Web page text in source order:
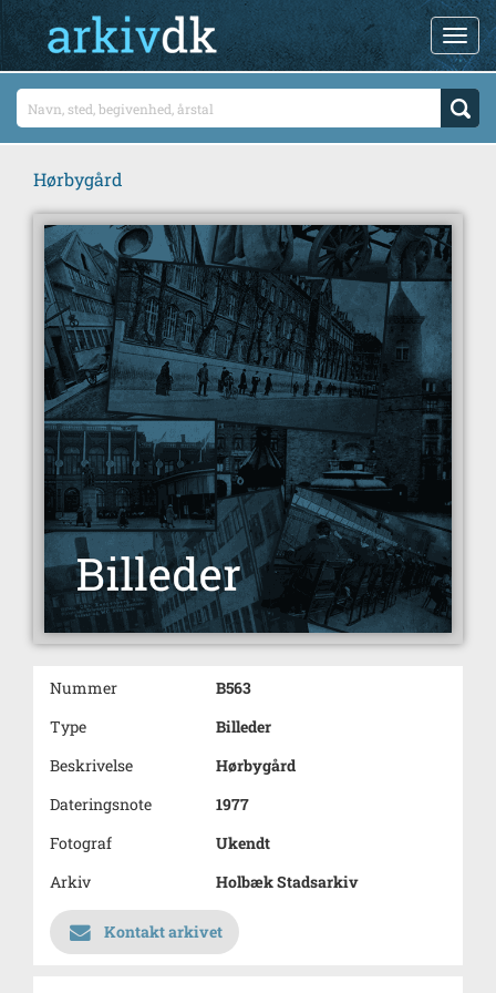
Hørbygård
Nummer
B563
Type
Billeder
Beskrivelse
Hørbygård
Dateringsnote
1977
Fotograf
Ukendt
Arkiv
Holbæk Stadsarkiv
Kontakt arkivet